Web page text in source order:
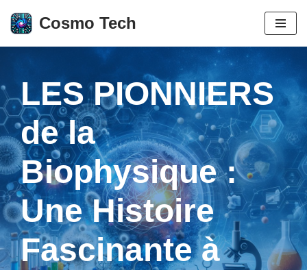
Aller
Cosmo Tech
LES PIONNIERS
de la
Biophysique :
Une Histoire
Fascinante à